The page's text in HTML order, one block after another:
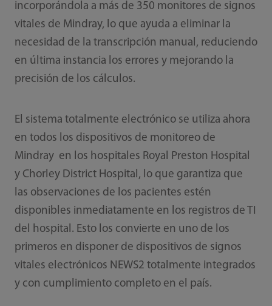
incorporándola a más de 350 monitores de signos
vitales de Mindray, lo que ayuda a eliminar la
necesidad de la transcripción manual, reduciendo
en última instancia los errores y mejorando la
precisión de los cálculos.
El sistema totalmente electrónico se utiliza ahora
en todos los dispositivos de monitoreo de
Mindray en los hospitales Royal Preston Hospital
y Chorley District Hospital, lo que garantiza que
las observaciones de los pacientes estén
disponibles inmediatamente en los registros de TI
del hospital. Esto los convierte en uno de los
primeros en disponer de dispositivos de signos
vitales electrónicos NEWS2 totalmente integrados
y con cumplimiento completo en el país.